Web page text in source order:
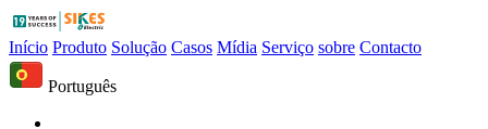
Início Produto Solução Casos Mídia Serviço sobre Contacto
Português